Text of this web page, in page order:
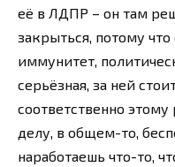
её в ЛДПР – он там
закрыться, потому
иммунитет,
серьёзная, за ней
соответственно
делу, в общем-то,
наработаешь что-то,